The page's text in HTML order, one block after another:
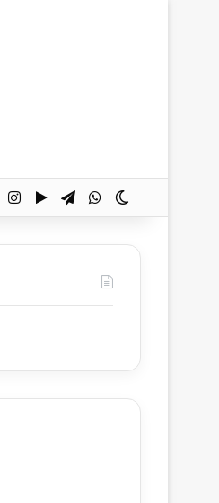
YouTubeInstagram
Google Play
TelegramWhatsApp